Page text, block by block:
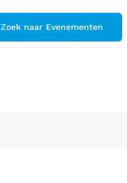
Zoek naar Evenementen